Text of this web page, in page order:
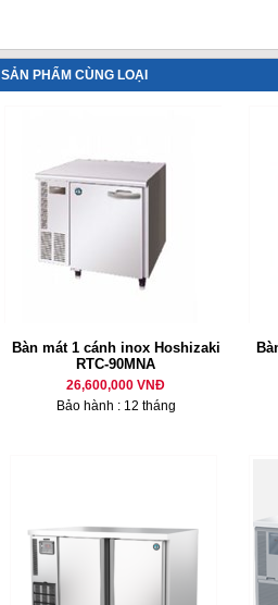
SẢN PHẨM CÙNG LOẠI
Bàn mát 1 cánh inox Hoshizaki
RTC-90MNA
26,600,000 VNĐ
Bảo hành : 12 tháng